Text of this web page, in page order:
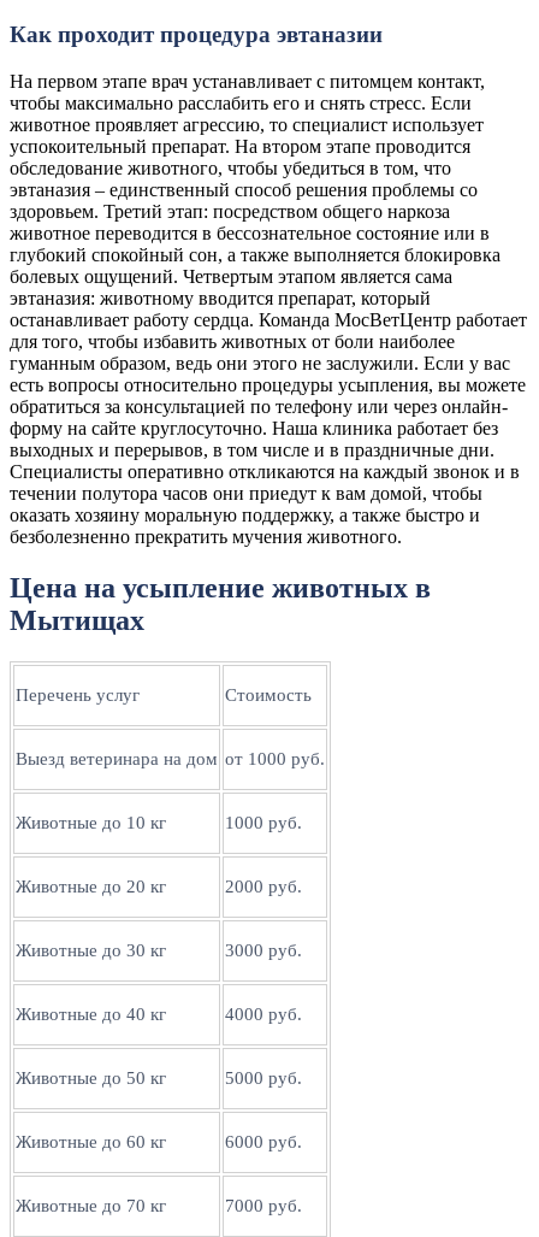
Как проходит процедура эвтаназии
На первом этапе врач устанавливает с питомцем контакт,
чтобы максимально расслабить его и снять стресс. Если
животное проявляет агрессию, то специалист использует
успокоительный препарат. На втором этапе проводится
обследование животного, чтобы убедиться в том, что
эвтаназия – единственный способ решения проблемы со
здоровьем. Третий этап: посредством общего наркоза
животное переводится в бессознательное состояние или в
глубокий спокойный сон, а также выполняется блокировка
болевых ощущений. Четвертым этапом является сама
эвтаназия: животному вводится препарат, который
останавливает работу сердца. Команда МосВетЦентр работает
для того, чтобы избавить животных от боли наиболее
гуманным образом, ведь они этого не заслужили. Если у вас
есть вопросы относительно процедуры усыпления, вы можете
обратиться за консультацией по телефону или через онлайн-
форму на сайте круглосуточно. Наша клиника работает без
выходных и перерывов, в том числе и в праздничные дни.
Специалисты оперативно откликаются на каждый звонок и в
течении полутора часов они приедут к вам домой, чтобы
оказать хозяину моральную поддержку, а также быстро и
безболезненно прекратить мучения животного.
Цена на усыпление животных в
Мытищах
Перечень услуг Стоимость
Выезд ветеринара на дом от 1000 руб.
Животные до 10 кг 1000 руб.
Животные до 20 кг 2000 руб.
Животные до 30 кг 3000 руб.
Животные до 40 кг 4000 руб.
Животные до 50 кг 5000 руб.
Животные до 60 кг 6000 руб.
Животные до 70 кг 7000 руб.